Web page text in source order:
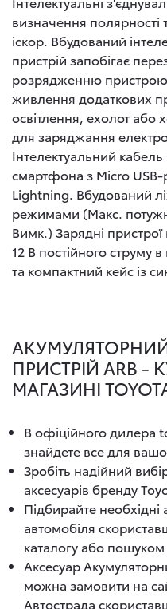
визначення полярності
іскор. Вбудований
пристрій запобігає
розрядженню
живлення додаткових
освітлення, ехолот або
для заряджання
Інтелектуальний
смартфона з Micro
Lightning. Вбудований
режимами (Макс.
Вимк.) Зарядні пристрої
12 В постійного струму
та компактний кейс із
ПРИСТРІЙ ARB -
МАГАЗИНІ
В офіційного дилера
знайдете все для
Зробіть надійний
аксесуарів бренду
Підбирайте необхідні
автомобіля
каталогу або пошуком
Аксесуар
можна замовити на
Автострада